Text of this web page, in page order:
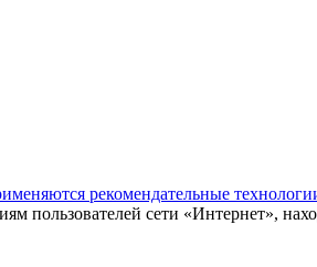
рекомендательные
пользователей сети «Интернет»,